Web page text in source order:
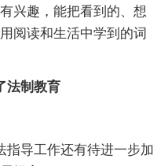
趣，能把看到的、想
阅读和生活中学到的词
法制教育
导工作还有待进一步加